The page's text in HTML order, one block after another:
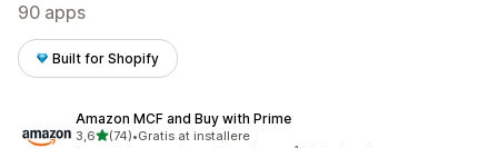
90 apps
Built for Shopify
Amazon MCF and Buy with Prime
3,6ud af 5 stjerner
(74)
74 anmeldelser i alt
•Gratis at installere